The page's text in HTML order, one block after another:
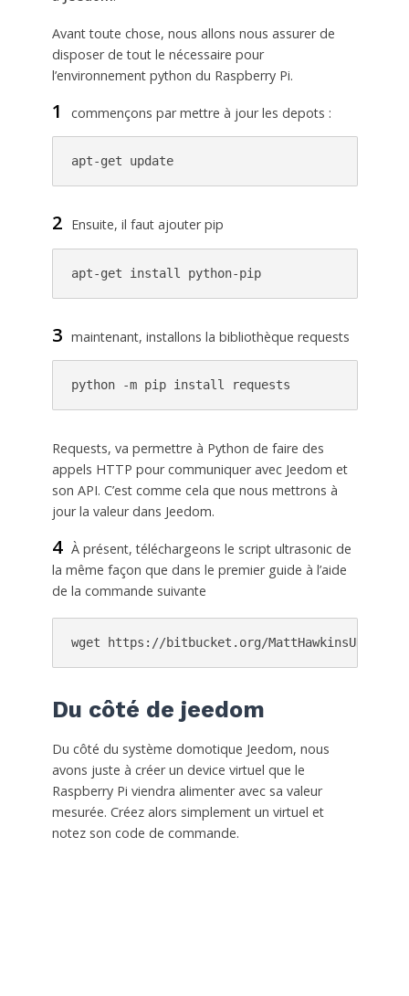
Avant toute chose, nous allons nous assurer de
disposer de tout le nécessaire pour
l’environnement python du Raspberry Pi.
1 commençons par mettre à jour les depots :
apt-get update
2 Ensuite, il faut ajouter pip
apt-get install python-pip
3 maintenant, installons la bibliothèque requests
python -m pip install requests
Requests, va permettre à Python de faire des
appels HTTP pour communiquer avec Jeedom et
son API. C’est comme cela que nous mettrons à
jour la valeur dans Jeedom.
4 À présent, téléchargeons le script ultrasonic de
la même façon que dans le premier guide à l’aide
de la commande suivante
wget https://bitbucket.org/MattHawkinsUK/
Du côté de jeedom
Du côté du système domotique Jeedom, nous
avons juste à créer un device virtuel que le
Raspberry Pi viendra alimenter avec sa valeur
mesurée. Créez alors simplement un virtuel et
notez son code de commande.